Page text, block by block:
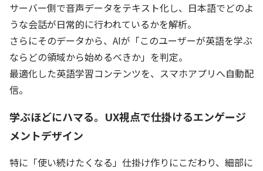
サーバー側で音声データをテキスト化し、日本語でどのよ
うな会話が日常的に行われているかを解析。
さらにそのデータから、AIが「このユーザーが英語を学ぶ
ならどの領域から始めるべきか」を判定。
最適化した英語学習コンテンツを、スマホアプリへ自動配
信。
学ぶほどにハマる。UX視点で仕掛けるエンゲージ
メントデザイン
特に「使い続けたくなる」仕掛け作りにこだわり、細部に